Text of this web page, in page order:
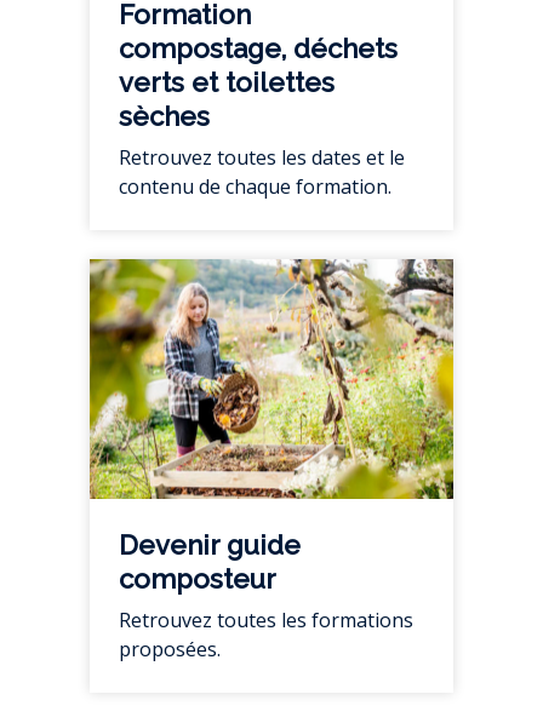
Formation
compostage, déchets
verts et toilettes
sèches
Retrouvez toutes les dates et le
contenu de chaque formation.
Devenir guide
composteur
Retrouvez toutes les formations
proposées.